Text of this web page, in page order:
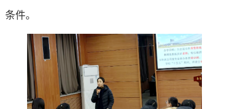
条件。